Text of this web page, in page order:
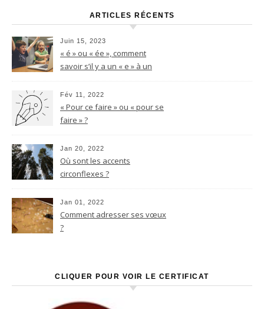
ARTICLES RÉCENTS
Juin 15, 2023
« é » ou « ée », comment
savoir s’il y a un « e » à un
son -é ?
Fév 11, 2022
« Pour ce faire » ou « pour se
faire » ?
Jan 20, 2022
Où sont les accents
circonflexes ?
Jan 01, 2022
Comment adresser ses vœux
?
CLIQUER POUR VOIR LE CERTIFICAT